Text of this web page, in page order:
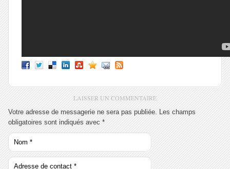
LAISSER UN COMMENTAIRE
Votre adresse de messagerie ne sera pas publiée. Les champs
obligatoires sont indiqués avec *